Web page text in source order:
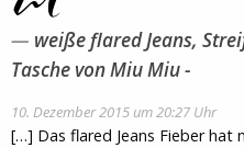
weiße flared Jeans,
Tasche von Miu Miu -
10. Dezember 2015 um 20:27 Uhr
[…] Das flared Jeans Fieber hat